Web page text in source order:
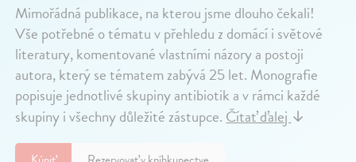
Mimořádná publikace, na kterou jsme dlouho čekali!
Vše potřebné o tématu v přehledu z domácí i světové
literatury, komentované vlastními názory a postoji
autora, který se tématem zabývá 25 let. Monografie
popisuje jednotlivé skupiny antibiotik a v rámci každé
skupiny i všechny důležité zástupce.Čítať ďalej↓